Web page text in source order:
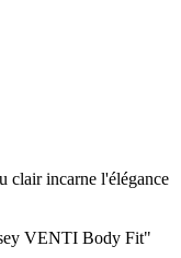
clair incarne l'élégance
VENTI Body Fit"